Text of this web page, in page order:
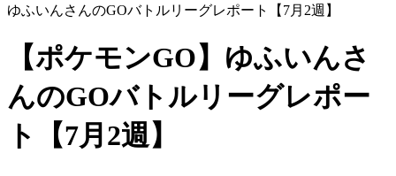
ゆふいんさんのGOバトルリーグレポート【7月2週】
【ポケモンGO】ゆふいんさ
んのGOバトルリーグレポー
ト【7月2週】